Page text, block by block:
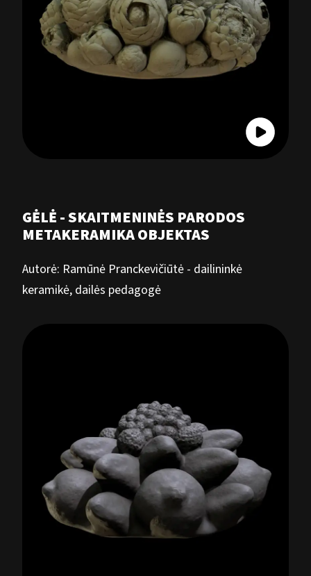
GĖLĖ - SKAITMENINĖS PARODOS
METAKERAMIKA OBJEKTAS
Autorė: Ramūnė Pranckevičiūtė - dailininkė
keramikė, dailės pedagogė